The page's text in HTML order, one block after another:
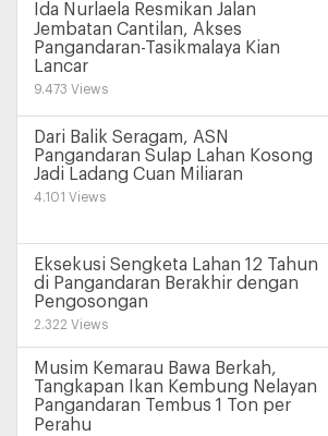
Ida Nurlaela Resmikan Jalan
Jembatan Cantilan, Akses
Pangandaran-Tasikmalaya Kian
Lancar
9.473 Views
Dari Balik Seragam, ASN
Pangandaran Sulap Lahan Kosong
Jadi Ladang Cuan Miliaran
4.101 Views
Eksekusi Sengketa Lahan 12 Tahun
di Pangandaran Berakhir dengan
Pengosongan
2.322 Views
Musim Kemarau Bawa Berkah,
Tangkapan Ikan Kembung Nelayan
Pangandaran Tembus 1 Ton per
Perahu